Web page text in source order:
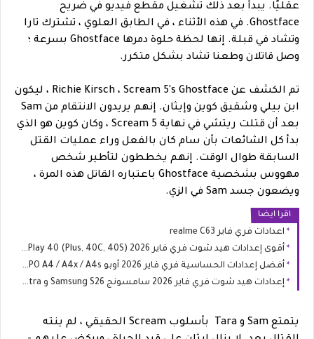
عقليًا. يبدأ بعد ذلك تشغيل مقطع فيديو في ضريح
Ghostface. في هذه الأثناء ، في الطابق العلوي ، تشترك تارا
وتشاد في قبلة. إنها لحظة حلوة دمرها Ghostface بسرعة ؛
وصل قاتلان وطعنا تشاد بشكل متكرر.
تم الكشف عن Richie Kirsch ، Scream 5's Ghostface ، ليكون
ابن بيلي وشقيق كوين وإيثان. إنهم يريدون الانتقام من Sam
بعد أن قتلت ريتشي في نهاية Scream 5 ، وكان كوين هو الذي
بدأ كل الشائعات بأن سام كان بالفعل وراء عمليات القتل
السابقة طوال الوقت. إنهم يخططون لتأطير شخص
مهووس بشخصية Ghostface باعتباره القاتل هذه المرة ،
ويضعون جسد Sam في الزي.
اقرا ايضا
اعدادات فري فاير realme C63
أقوى إعدادات هيد شوت فري فاير 2026 HONOR Play 40 (Plus, 40C, 40S)
أفضل إعدادات الحساسية فري فاير 2026 أوبو OPPO A4 / A4x / A4s
إعدادات هيد شوت فري فاير 2026 سامسونج Samsung S26 و S26 Ultra
يتمتع Sam و Tara بأسلوب Scream الحقيقي ، لم ينته